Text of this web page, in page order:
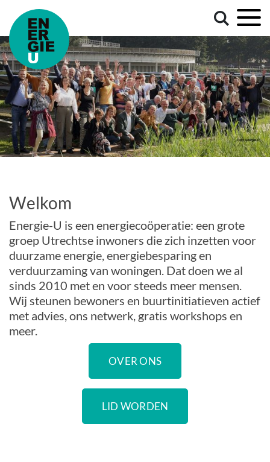
Welkom
Energie-U is een energiecoöperatie: een grote
groep Utrechtse inwoners die zich inzetten voor
duurzame energie, energiebesparing en
verduurzaming van woningen. Dat doen we al
sinds 2010 met en voor steeds meer mensen.
Wij steunen bewoners en buurtinitiatieven actief
met advies, ons netwerk, gratis workshops en
meer.
OVER ONS
LID WORDEN